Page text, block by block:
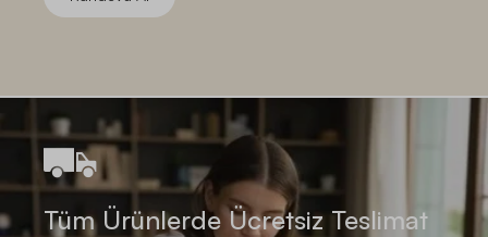
Tüm Ürünlerde Ücretsiz Teslimat